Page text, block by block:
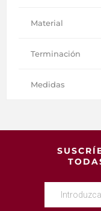
Material
Terminación
Medidas